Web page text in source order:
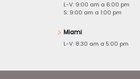
L-V: 9:00 am a 6:00 pm
S: 9:00 am a 1:00 pm
Miami
L-V: 8:30 am a 5:00 pm